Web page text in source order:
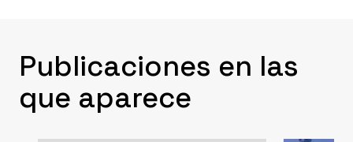
Publicaciones en las
que aparece